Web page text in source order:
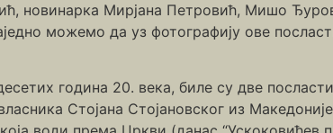
новинарка Мирјана Петровић, Мишо
можемо да уз фотографију ове
година 20. века, биле су две
Стојана Стојановског из